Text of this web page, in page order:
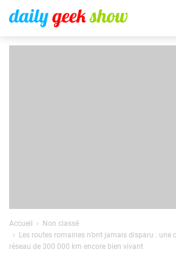
Accueil
Non classé
Les routes romaines n’ont jamais disparu : une
réseau de 300 000 km encore bien vivant